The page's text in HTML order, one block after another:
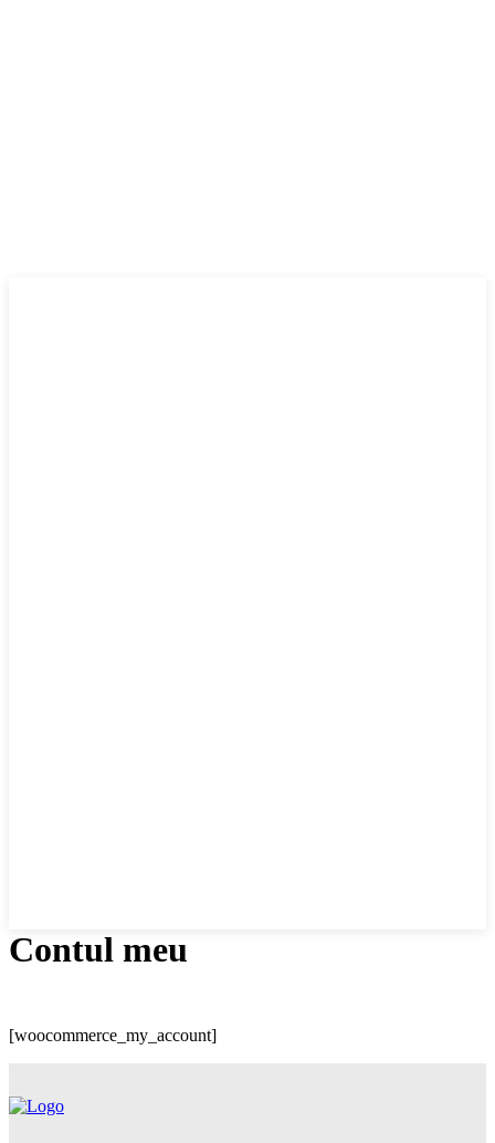
Contul meu
[woocommerce_my_account]